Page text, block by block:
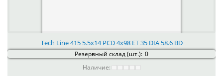
Tech Line 415 5.5x14 PCD 4x98 ET 35 DIA 58.6 BD
Резервный склад (шт.): 0
Наличие: